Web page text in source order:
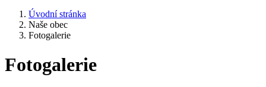
Úvodní stránka
Naše obec
Fotogalerie
Fotogalerie